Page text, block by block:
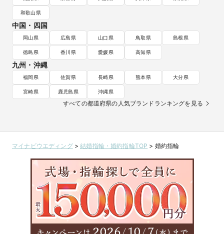
和歌山県
中国・四国
岡山県 広島県 山口県 鳥取県 島根県
徳島県 香川県 愛媛県 高知県
九州・沖縄
福岡県 佐賀県 長崎県 熊本県 大分県
宮崎県 鹿児島県 沖縄県
すべての都道府県の人気ブランドランキングを見る
マイナビウエディング>結婚指輪・婚約指輪TOP > 婚約指輪